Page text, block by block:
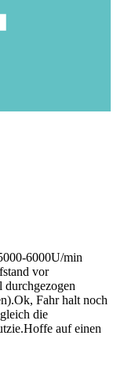
6000U/min
vor
durchgezogen
Fahr halt noch
die
auf einen